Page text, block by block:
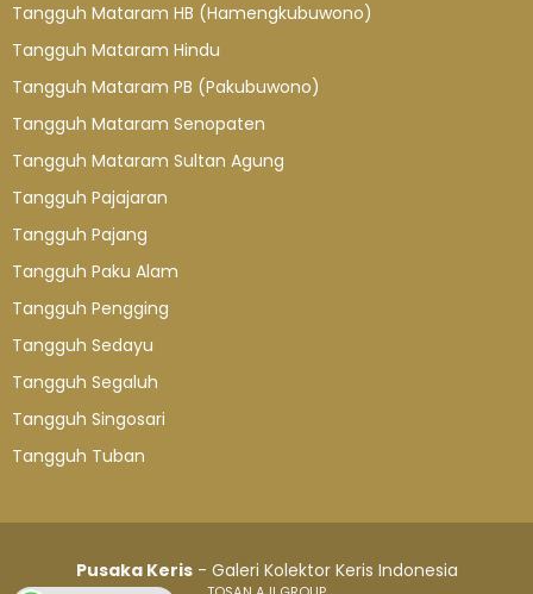
Tangguh Mataram HB (Hamengkubuwono)
Tangguh Mataram Hindu
Tangguh Mataram PB (Pakubuwono)
Tangguh Mataram Senopaten
Tangguh Mataram Sultan Agung
Tangguh Pajajaran
Tangguh Pajang
Tangguh Paku Alam
Tangguh Pengging
Tangguh Sedayu
Tangguh Segaluh
Tangguh Singosari
Tangguh Tuban
Pusaka Keris- Galeri Kolektor Keris Indonesia